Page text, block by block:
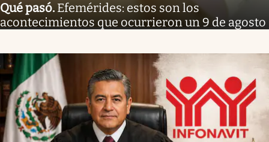
Qué pasó. Efemérides: estos son los
acontecimientos que ocurrieron un 9 de agosto